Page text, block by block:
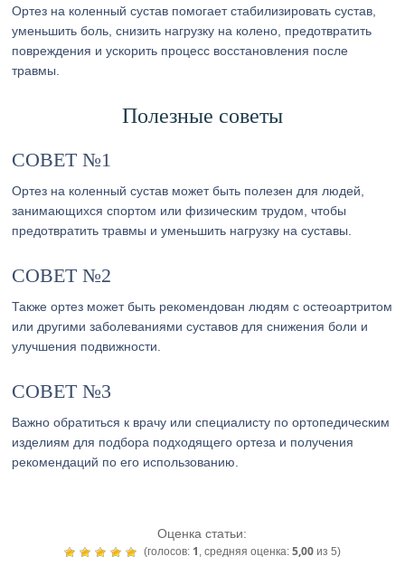
Ортез на коленный сустав помогает стабилизировать сустав,
уменьшить боль, снизить нагрузку на колено, предотвратить
повреждения и ускорить процесс восстановления после
травмы.
Полезные советы
СОВЕТ №1
Ортез на коленный сустав может быть полезен для людей,
занимающихся спортом или физическим трудом, чтобы
предотвратить травмы и уменьшить нагрузку на суставы.
СОВЕТ №2
Также ортез может быть рекомендован людям с остеоартритом
или другими заболеваниями суставов для снижения боли и
улучшения подвижности.
СОВЕТ №3
Важно обратиться к врачу или специалисту по ортопедическим
изделиям для подбора подходящего ортеза и получения
рекомендаций по его использованию.
Оценка статьи:
(голосов: 1 , средняя оценка: 5,00из 5)